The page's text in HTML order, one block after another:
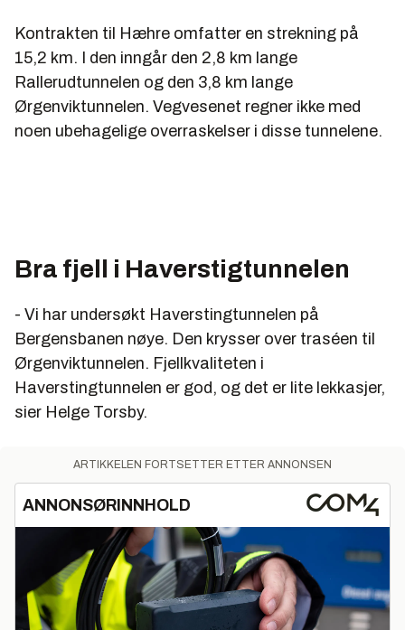
Kontrakten til Hæhre omfatter en strekning på
15,2 km. I den inngår den 2,8 km lange
Rallerudtunnelen og den 3,8 km lange
Ørgenviktunnelen. Vegvesenet regner ikke med
noen ubehagelige overraskelser i disse tunnelene.
Bra fjell i Haverstigtunnelen
- Vi har undersøkt Haverstingtunnelen på
Bergensbanen nøye. Den krysser over traséen til
Ørgenviktunnelen. Fjellkvaliteten i
Haverstingtunnelen er god, og det er lite lekkasjer,
sier Helge Torsby.
ARTIKKELEN FORTSETTER ETTER ANNONSEN
ANNONSØRINNHOLD